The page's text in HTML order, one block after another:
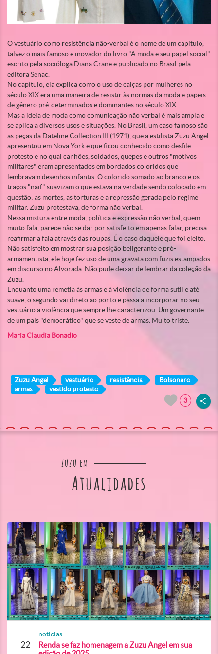
O vestuário como resistência não-verbal é o nome de um capítulo,
talvez o mais famoso e inovador do livro "A moda e seu papel social"
escrito pela socióloga Diana Crane e publicado no Brasil pela
editora Senac.
No capítulo, ela explica como o uso de calças por mulheres no
século XIX era uma maneira de resistir às normas da moda e papeis
de gênero pré-determinados e dominantes no século XIX.
Mas a ideia de moda como comunicação não verbal é mais ampla e
se aplica a diversos usos e situações. No Brasil, um caso famoso são
as peças da Dateline Collection III (1971), que a estilista Zuzu Angel
apresentou em Nova York e que ficou conhecido como desfile
protesto e no qual canhões, soldados, quepes e outros "motivos
militares" eram apresentados em bordados coloridos que
lembravam desenhos infantis. O colorido somado ao branco e os
traços "naif" suavizam o que estava na verdade sendo colocado em
questão: as mortes, as torturas e a repressão gerada pelo regime
militar. Zuzu protestava, de forma não verbal.
Nessa mistura entre moda, política e expressão não verbal, quem
muito fala, parece não se dar por satisfeito em apenas falar, precisa
reafirmar a fala através das roupas. É o caso daquele que foi eleito.
Não satisfeito em mostrar sua posição beligerante e pró-
armamentista, ele hoje fez uso de uma gravata com fuzis estampados
em discurso no Alvorada. Não pude deixar de lembrar da coleção da
Zuzu.
Enquanto uma remetia às armas e à violência de forma sutil e até
suave, o segundo vai direto ao ponto e passa a incorporar no seu
vestuário a violência que sempre lhe caracterizou. Um governante
de um país "democrático" que se veste de armas. Muito triste.
Maria Claudia Bonadio
Zuzu Angel vestuário resistência
Bolsonaro
armas
vestido protesto
3
Zuzu em
Atualidades
22
noticias
Renda se faz homenagem a Zuzu Angel em sua